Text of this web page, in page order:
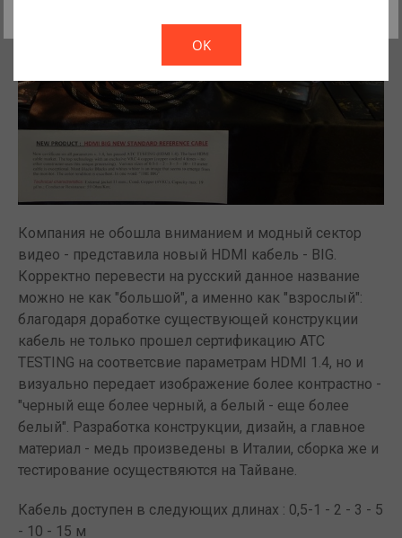
Компания не обошла вниманием и модный сектор
видео - представила новый HDMI кабель - BIG.
Корректно перевести на русский данное название
можно не как "большой", а именно как "взрослый":
благодаря доработке существующей конструкции
кабель не только прошел сертификацию ATC
TESTING на соответсвие параметрам HDMI 1.4, но и
визуально передает изображение более контрастно -
"черный еще более черный, а белый - еще более
белый". Разработка конструкции, дизайн, а главное
материал - медь произведены в Италии, сборка же и
тестирование осуществяются на Тайване.
Кабель доступен в следующих длинах : 0,5-1 - 2 - 3 - 5
- 10 - 15 м
!
Not valid!
OK